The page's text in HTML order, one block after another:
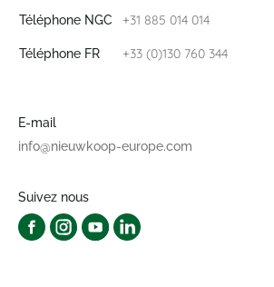
Téléphone NGC +31 885 014 014
Téléphone FR +33 (0)130 760 344
E-mail
info@nieuwkoop-europe.com
Suivez nous